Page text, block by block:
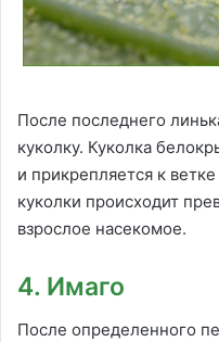
После последнего
куколку. Куколка
и прикрепляется к
куколки происходит
взрослое насекомое.
4. Имаго
После определенного